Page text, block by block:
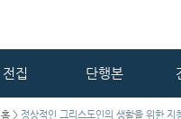
전집 단행본
홈 > 정상적인 그리스도인의 생활을 위한 지